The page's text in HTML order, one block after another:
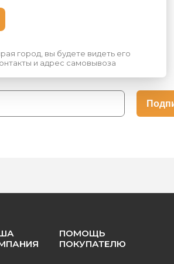
о поступлении:
город, вы будете видеть его
и адрес самовывоза
ПОМОЩЬ
ПОКУПАТЕЛЮ